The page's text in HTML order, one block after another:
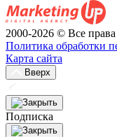
2000-2026 © Все
Политика обработки
Карта сайта
Вверх
Подписка